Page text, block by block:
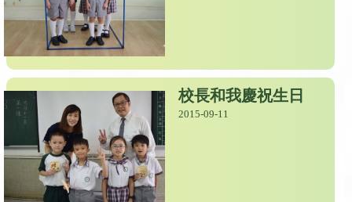
校長和我慶祝生日
2015-09-11